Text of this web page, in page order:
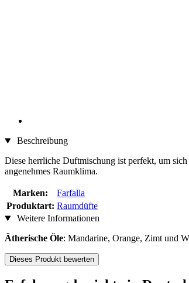
Beschreibung
Diese herrliche Duftmischung ist perfekt, um
angenehmes Raumklima.
Marken:
Farfalla
Produktart: Raumdüfte
Weitere Informationen
Ätherische Öle: Mandarine, Orange, Zimt und
Dieses Produkt bewerten